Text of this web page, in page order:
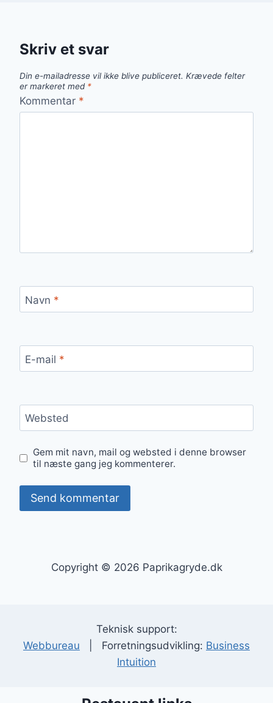
Skriv et svar
Din e-mailadresse vil ikke blive publiceret. Krævede felter
er markeret med *
Kommentar *
Navn *
E-mail *
Websted
Gem mit navn, mail og websted i denne browser
til næste gang jeg kommenterer.
Copyright © 2026 Paprikagryde.dk
Teknisk support:
Webbureau | Forretningsudvikling: Business
Intuition